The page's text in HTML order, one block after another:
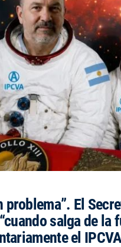
problema”. El
salga de la
el